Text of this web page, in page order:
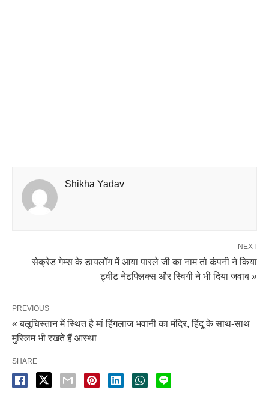
Shikha Yadav
NEXT
सेक्रेड गेम्स के डायलॉग में आया पारले जी का नाम तो कंपनी ने किया
ट्वीट नेटफ्लिक्स और स्विगी ने भी दिया जवाब »
PREVIOUS
« बलूचिस्तान में स्थित है मां हिंगलाज भवानी का मंदिर, हिंदू के साथ-साथ
मुस्लिम भी रखते हैं आस्था
SHARE